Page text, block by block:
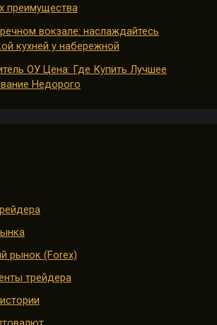
преимущества
вокзале: наслаждайтесь
кухней у набережной
ОУ Цена: Где Купить Лучшее
Недорого
рынок (Forex)
трейдера